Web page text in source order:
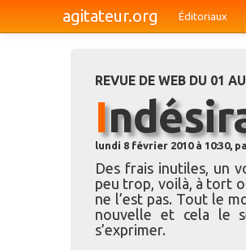
agitateur.org Éditoriaux
REVUE DE WEB DU 01
lundi 8 février 2010 à 10:30,
Des frais inutiles, un
peu trop, voilà, à tort
ne l’est pas. Tout le
nouvelle et cela le
s’exprimer.